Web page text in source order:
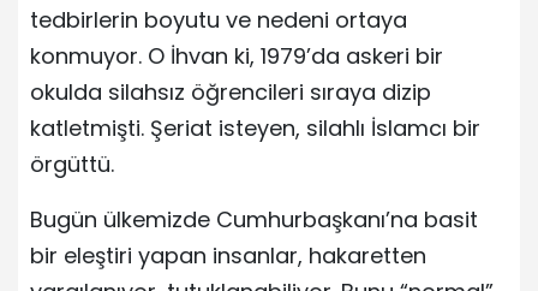
tedbirlerin boyutu ve nedeni ortaya
konmuyor. O İhvan ki, 1979’da askeri bir
okulda silahsız öğrencileri sıraya dizip
katletmişti. Şeriat isteyen, silahlı İslamcı bir
örgüttü.
Bugün ülkemizde Cumhurbaşkanı’na basit
bir eleştiri yapan insanlar, hakaretten